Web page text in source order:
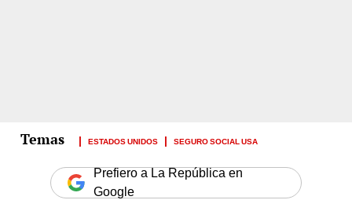
ESTADOS UNIDOS SEGURO SOCIAL USA
Prefiero a La República en
Google